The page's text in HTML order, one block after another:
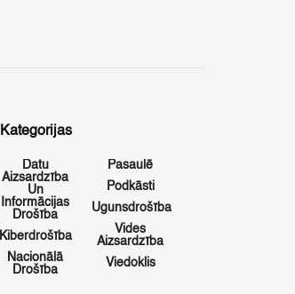
Kategorijas
Datu
Aizsardzība
Un
Informācijas
Drošība
Kiberdrošība
Nacionālā
Drošība
Pasaulē
Podkāsti
Ugunsdrošība
Vides
Aizsardzība
Viedoklis